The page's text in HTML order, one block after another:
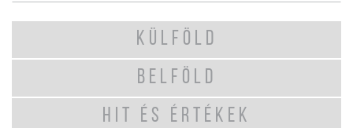
KÜLFÖLD
BELFÖLD
HIT ÉS ÉRTÉKEK